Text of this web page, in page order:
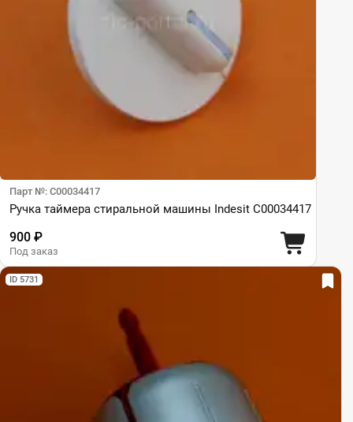
Парт №: C00034417
Ручка таймера стиральной машины Indesit C00034417
900 ₽
Под заказ
ID 5731